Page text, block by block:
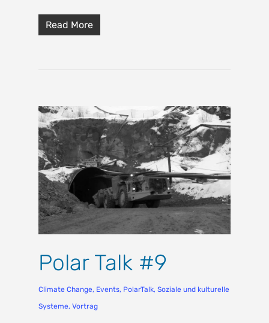
Read More
Polar Talk #9
Climate Change, Events, PolarTalk, Soziale und kulturelle
Systeme, Vortrag